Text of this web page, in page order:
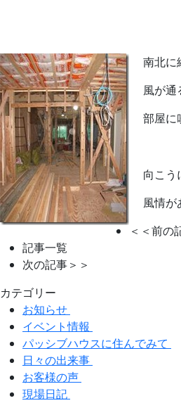
南北に
風が通
部屋に
向こう
風情が
＜＜前の
記事一覧
次の記事＞＞
カテゴリー
お知らせ
イベント情報
パッシブハウスに住んでみて
日々の出来事
お客様の声
現場日記